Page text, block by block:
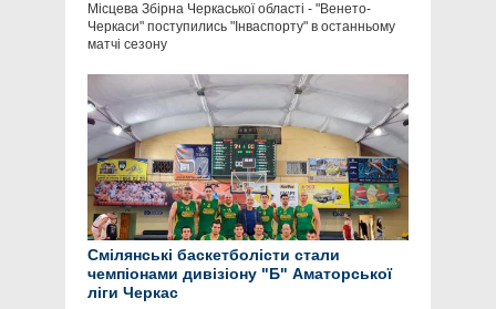
Місцева Збірна Черкаської області - "Венето-
Черкаси" поступились "Інваспорту" в останньому
матчі сезону
Смілянські баскетболісти стали
чемпіонами дивізіону "Б" Аматорської
ліги Черкас